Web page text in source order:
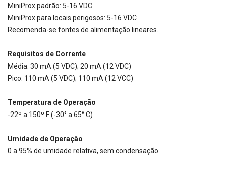
MiniProx padrão: 5-16 VDC
MiniProx para locais perigosos: 5-16 VDC
Recomenda-se fontes de alimentação lineares.
Requisitos de Corrente
Média: 30 mA (5 VDC); 20 mA (12 VDC)
Pico: 110 mA (5 VDC); 110 mA (12 VCC)
Temperatura de Operação
-22º a 150º F (-30° a 65° C)
Umidade de Operação
0 a 95% de umidade relativa, sem condensação